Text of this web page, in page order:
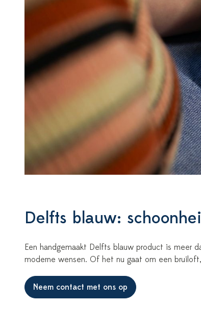
Delfts blauw:
Een handgemaakt Delfts blauw product is meer
moderne wensen. Of het nu gaat om een
Neem contact met ons op